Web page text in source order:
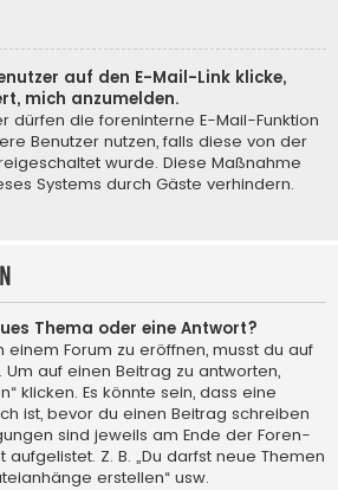
auf den E-Mail-Link klicke,
mich anzumelden.
dürfen die foreninterne E-Mail-Funktion
Benutzer nutzen, falls diese von der
wurde. Diese Maßnahme
Systems durch Gäste verhindern.
Thema oder eine Antwort?
einem Forum zu eröffnen, musst du auf
Um auf einen Beitrag zu antworten,
klicken. Es könnte sein, dass eine
ist, bevor du einen Beitrag schreiben
sind jeweils am Ende der Foren-
Z. B. „Du darfst neue Themen
erstellen“ usw.